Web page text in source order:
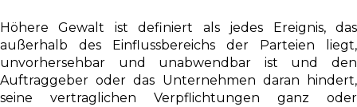
Höhere Gewalt ist definiert als jedes Ereignis, das
außerhalb des Einflussbereichs der Parteien liegt,
unvorhersehbar und unabwendbar ist und den
Auftraggeber oder das Unternehmen daran hindert,
seine vertraglichen Verpflichtungen ganz oder